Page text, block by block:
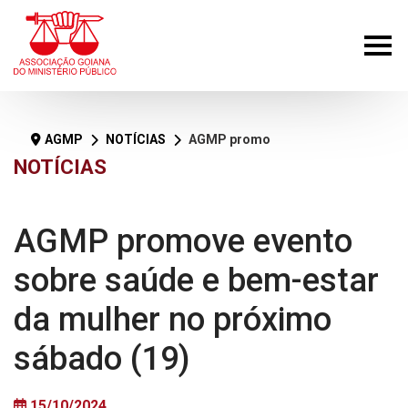
NOTÍCIAS
AGMP NOTÍCIAS AGMP promove evento sobre saúde e bem-estar da mulher no próximo sábado (19)
AGMP promove evento
sobre saúde e bem-estar
da mulher no próximo
sábado (19)